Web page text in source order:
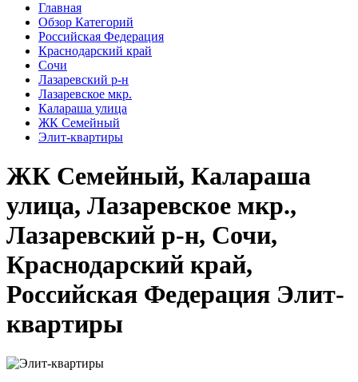
Главная
Обзор Категорий
Российская Федерация
Краснодарский край
Сочи
Лазаревский р-н
Лазаревское мкр.
Калараша улица
ЖК Семейный
Элит-квартиры
ЖК Семейный, Калараша
улица, Лазаревское мкр.,
Лазаревский р-н, Сочи,
Краснодарский край,
Российская Федерация Элит-
квартиры